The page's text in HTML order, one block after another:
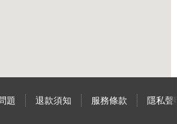
題 退款須知 服務條款 隱私聲